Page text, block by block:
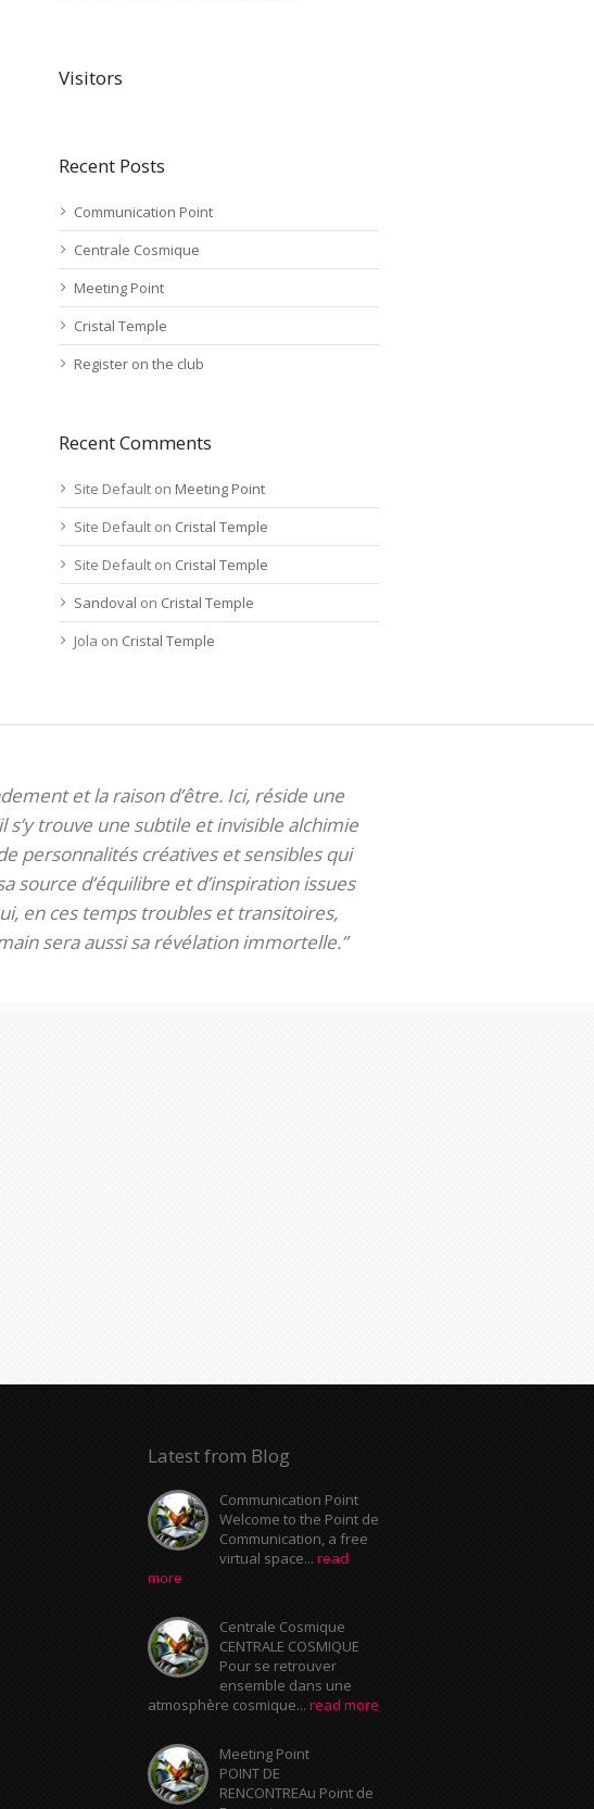
Visitors
Recent Posts
Communication Point
Centrale Cosmique
Meeting Point
Cristal Temple
Register on the club
Recent Comments
Site Default on Meeting Point
Site Default on Cristal Temple
Site Default on Cristal Temple
Sandoval on Cristal Temple
Jola on Cristal Temple
et la raison d’être. Ici, réside une
s’y trouve une subtile et invisible alchimie
personnalités créatives et sensibles qui
source d’équilibre et d’inspiration issues
en ces temps troubles et transitoires,
sera aussi sa révélation immortelle.”
Latest from Blog
Communication Point
Welcome to the Point de
Communication, a free
virtual space... read
more
Centrale Cosmique
CENTRALE COSMIQUE
Pour se retrouver
ensemble dans une
atmosphère cosmique... read more
Meeting Point
POINT DE
RENCONTREAu Point de